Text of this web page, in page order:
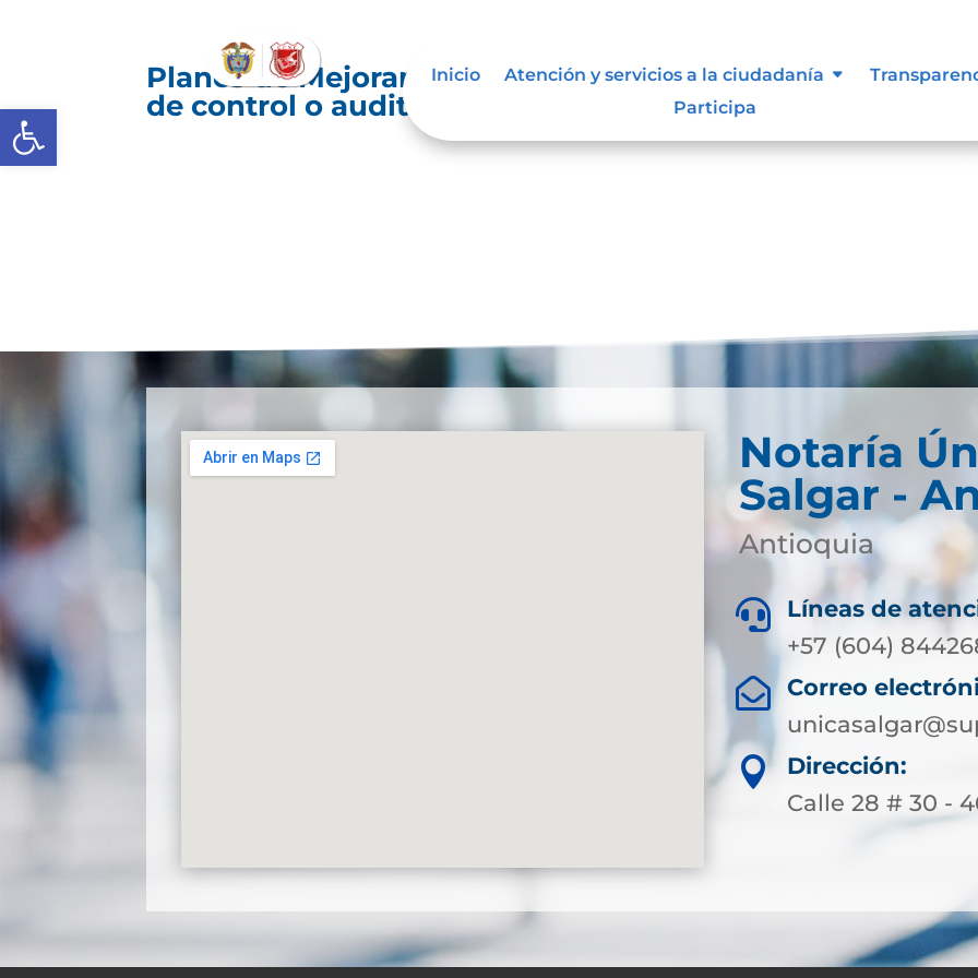
Abrir barra de herramientas
Inicio Atención y servicios a la ciudadanía
Participa
Planes de Mejoramiento vigentes exigidos por los entes
de control o auditoría externos o internos.
Notaría
Salgar -
Antioquia

Líneas de
+57 (604)

Correo

Dirección:
Calle 28 # 30 -